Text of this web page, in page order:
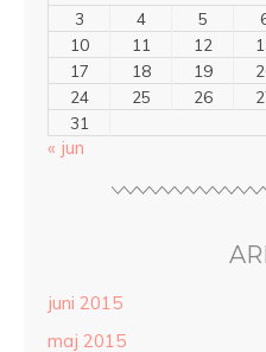
3
4 5
10
11 12
17
18 19
24
25 26
31
« jun
juni 2015
maj 2015